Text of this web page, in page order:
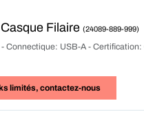
Filaire (24089-889-999)
Connectique: USB-A -
limités, contactez-nous